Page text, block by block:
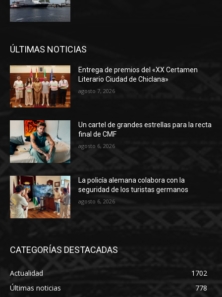
ÚLTIMAS NOTICIAS
Entrega de premios del «XX Certamen
Literario Ciudad de Chiclana»
agosto 7, 2026
Un cartel de grandes estrellas para la recta
final de CMF
agosto 6, 2026
La policía alemana colabora con la
seguridad de los turistas germanos
agosto 6, 2026
CATEGORÍAS DESTACADAS
Actualidad
1702
Últimas noticias
778